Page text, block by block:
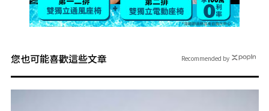
您也可能喜歡這些文章 Recommended by